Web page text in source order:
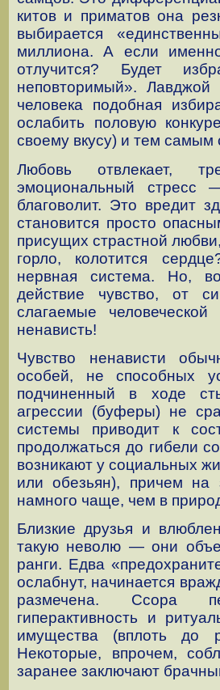
китов и приматов она
выбирается
миллиона. А если
отлучится? Будет
неповторимый». Лавджой
человека подобная
ослабить половую
своему вкусу) и тем
Любовь отвлекает,
эмоциональный
благоволит. Это вредит
становится просто
присущих страстной
горло, колотится
нервная система. Но,
действие чувство, от
слагаемые
ненависть!
Чувство ненависти
особей, не способных
подчиненный в ходе
агрессии (буферы) не
системы приводит к
продолжаться до гибели
возникают у социальных
или обезьян), причем на
намного чаще, чем в
Близкие друзья и
такую неволю — они
ранги. Едва
ослабнут, начинается
размечена. Ссора
гиперактивность и
имущества (вплоть до
Некоторые, впрочем,
заранее заключают